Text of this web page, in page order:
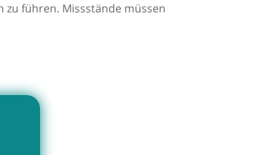
zu führen. Missstände müssen